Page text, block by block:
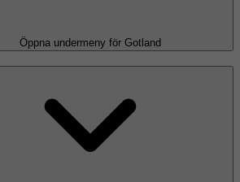
Öppna undermeny för Gotland